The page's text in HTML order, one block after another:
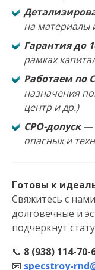
на материалы
Гарантия до
рамках
Работаем по
назначения
центр и др.)
СРО-допуск—
опасных и
Готовы к
Свяжитесь с
долговечные и
подчеркнут
📞 8 (938) 114-70-
📧 specstroy-